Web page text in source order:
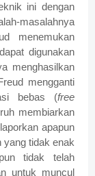
ini dengan
masalahnya
menemukan
digunakan
menghasilkan
mengganti
bebas (free
membiarkan
apapun
tidak enak
tidak telah
untuk muncul